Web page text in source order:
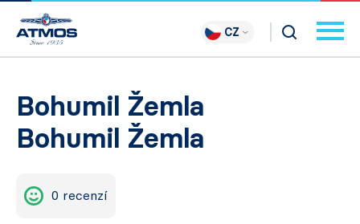
CZ
Bohumil Žemla
Bohumil Žemla
0 recenzí